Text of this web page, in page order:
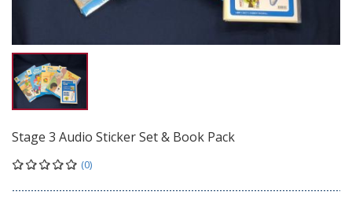
Stage 3 Audio Sticker Set & Book Pack
(0)